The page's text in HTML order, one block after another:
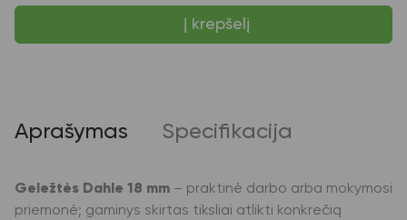
Dahle
mm
Į krepšelį
Aprašymas Specifikacija
Geležtės Dahle 18 mm – praktinė darbo arba mokymosi
priemonė; gaminys skirtas tiksliai atlikti konkrečią